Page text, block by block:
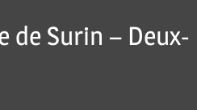
de Surin – Deux-